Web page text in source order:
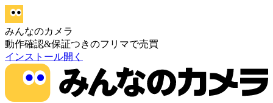
みんなのカメラ
動作確認&保証つきのフリマで売買
インストール開く